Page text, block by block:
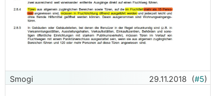
Smogi 29.11.2018 (#5)